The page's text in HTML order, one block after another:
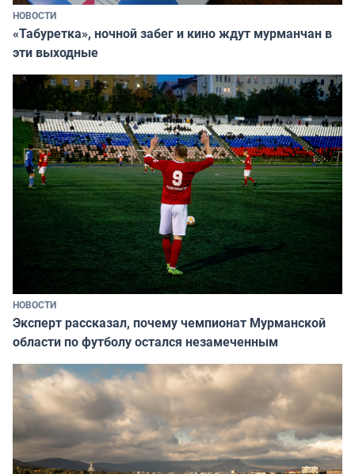
НОВОСТИ
«Табуретка», ночной забег и кино ждут мурманчан в
эти выходные
НОВОСТИ
Эксперт рассказал, почему чемпионат Мурманской
области по футболу остался незамеченным